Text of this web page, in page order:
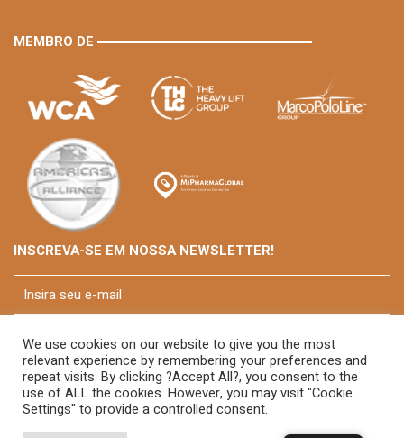
MEMBRO DE
INSCREVA-SE EM NOSSA NEWSLETTER!
We use cookies on our website to give you the most
relevant experience by remembering your preferences and
repeat visits. By clicking ?Accept All?, you consent to the
use of ALL the cookies. However, you may visit "Cookie
Settings" to provide a controlled consent.